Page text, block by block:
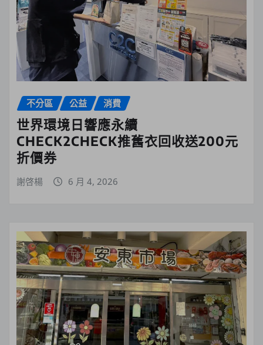
不分區 公益 消費
世界環境日響應永續
CHECK2CHECK推舊衣回收送200元
折價券
謝啓楊 6 月 4, 2026